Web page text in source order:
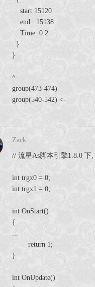
start 15120
end 15138
Time 0.2
}
}
^
group(473-474)
group(540-542) <-
Zack
// 流星As脚本引擎1.8.0
int trgx0 = 0;
int trgx1 = 0;
int OnStart()
{
...
return 1;
}
int OnUpdate()